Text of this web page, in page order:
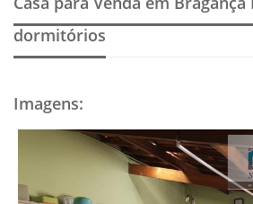
dormitórios
Imagens: